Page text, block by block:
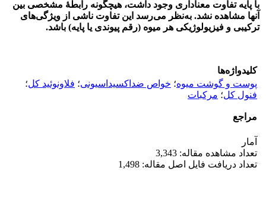
با پایه تفاوت معنا‌داری وجود داشت، هیچ­گونه رابطۀ مشخصی بین
آنها مشاهده نشد. به‌نظر می‌رسد این تفاوت ناشی از ویژگی‌های
ترکیبی و فیزیولوژیکی هر میوه (رقم پیوندی یا پایه) باشد.
کلیدواژه‌ها
پوست و گوشت میوه؛ خواص ضداکسیداسیونی؛ فلاونوئید کل؛
فنول کل؛ مرکبات
مراجع
آمار
تعداد مشاهده مقاله: 3,343
تعداد دریافت فایل اصل مقاله: 1,498